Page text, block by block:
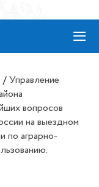
≡
/ Управление
вопросов
на выездном
по аграрно-